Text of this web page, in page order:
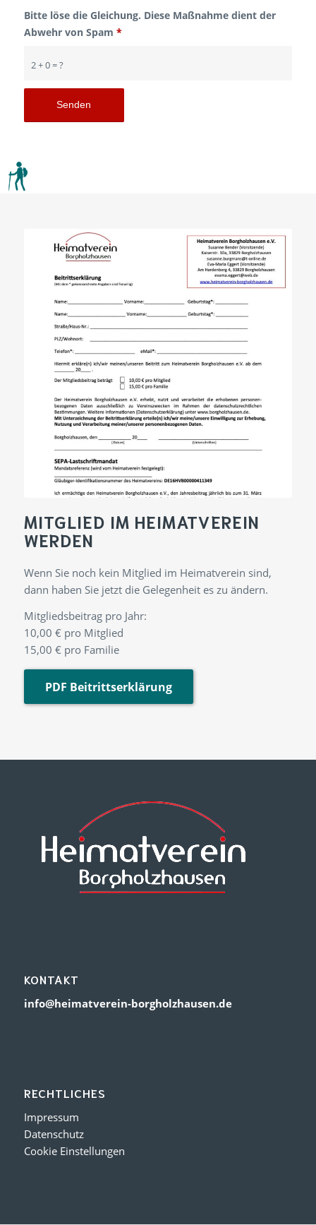
2 + 0 = ?
Bitte löse die Gleichung. Diese Maßnahme dient der
Abwehr von Spam *
MITGLIED IM HEIMATVEREIN
WERDEN
Wenn Sie noch kein Mitglied im Heimatverein sind,
dann haben Sie jetzt die Gelegenheit es zu ändern.
Mitgliedsbeitrag pro Jahr:
10,00 € pro Mitglied
15,00 € pro Familie
PDF Beitrittserklärung
KONTAKT
info@heimatverein-borgholzhausen.de
RECHTLICHES
Impressum
Datenschutz
Cookie Einstellungen